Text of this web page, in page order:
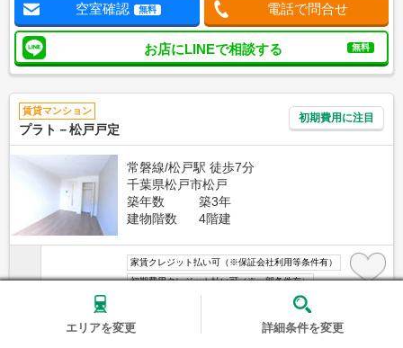
空室確認 無料 電話で問合せ
お店にLINEで相談する 無料
賃貸マンション
プラト－松戸戸定
初期費用に注目
常磐線/松戸駅 徒歩7分
千葉県松戸市松戸
築年数
築3年
建物階数
4階建
家賃クレジット払い可（※保証会社利用等条件有）
初期費用クレジット払い可（※一部条件有）
エリアを変更 詳細条件を変更